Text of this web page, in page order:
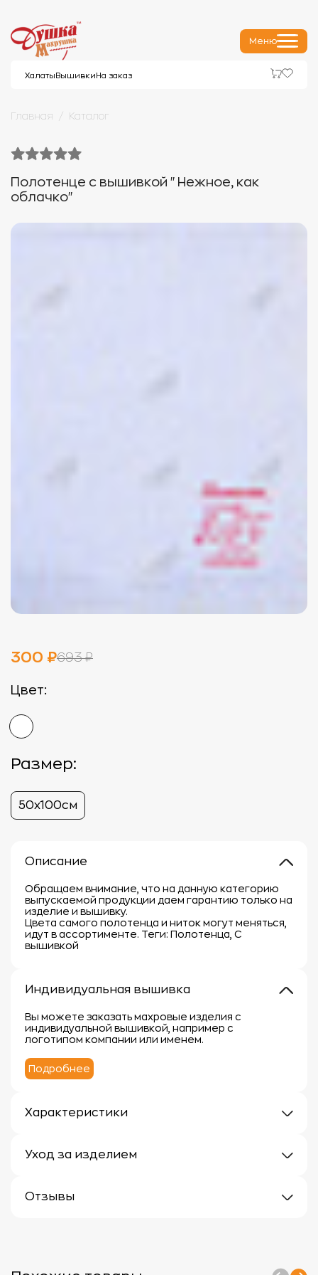
Меню
Халаты Вышивки На заказ
Главная Каталог
Полотенце с вышивкой "Нежное, как
облачко"
300 ₽693 ₽
Цвет:
Размер:
50х100см
Описание
Обращаем внимание, что на данную категорию
выпускаемой продукции даем гарантию только на
изделие и вышивку.
Цвета самого полотенца и ниток могут меняться,
идут в ассортименте. Теги: Полотенца, С
вышивкой
Индивидуальная вышивка
Вы можете заказать махровые изделия с
индивидуальной вышивкой, например с
логотипом компании или именем.
Подробнее
Характеристики
Материал: 100% хлопок
Уход за изделием
чтобы сохранить их мягкость, впитывающие
без моющего средства.
Отзывы